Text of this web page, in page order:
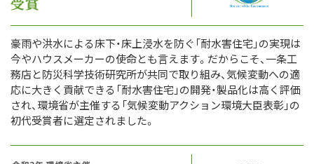
豪雨や洪水による床下・床上浸水を防ぐ「耐水害住宅」の実現は
今やハウスメーカーの使命とも言えます。だからこそ、一条工
務店と防災科学技術研究所が共同で取り組み、気候変動への適
応に大きく貢献できる「耐水害住宅」の開発・製品化は高く評価
され、環境省が主催する「気候変動アクション環境大臣表彰」の
初代受賞者に選定されました。